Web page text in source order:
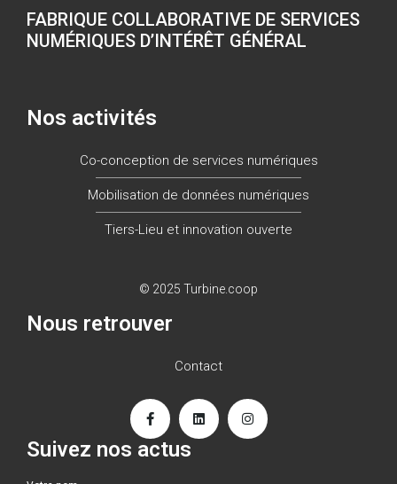
FABRIQUE COLLABORATIVE DE SERVICES
NUMÉRIQUES D’INTÉRÊT GÉNÉRAL
Nos activités
Co-conception de services numériques
Mobilisation de données numériques
Tiers-Lieu et innovation ouverte
© 2025 Turbine.coop
Nous retrouver
Contact
Suivez nos actus